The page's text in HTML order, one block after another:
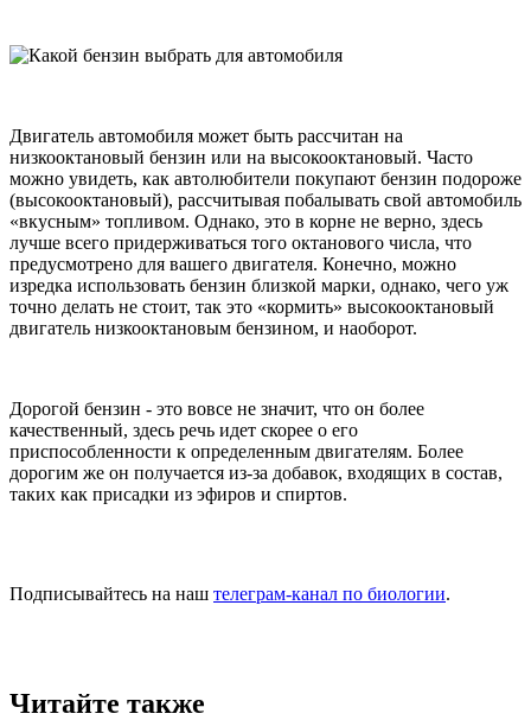
Двигатель автомобиля может быть рассчитан на
низкооктановый бензин или на высокооктановый. Часто
можно увидеть, как автолюбители покупают бензин подороже
(высокооктановый), рассчитывая побалывать свой автомобиль
«вкусным» топливом. Однако, это в корне не верно, здесь
лучше всего придерживаться того октанового числа, что
предусмотрено для вашего двигателя. Конечно, можно
изредка использовать бензин близкой марки, однако, чего уж
точно делать не стоит, так это «кормить» высокооктановый
двигатель низкооктановым бензином, и наоборот.
Дорогой бензин - это вовсе не значит, что он более
качественный, здесь речь идет скорее о его
приспособленности к определенным двигателям. Более
дорогим же он получается из-за добавок, входящих в состав,
таких как присадки из эфиров и спиртов.
Подписывайтесь на наш телеграм-канал по биологии.
Читайте также